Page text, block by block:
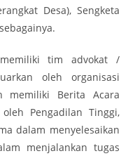
Desa), Sengketa
tim advokat /
oleh organisasi
memiliki Berita Acara
Pengadilan Tinggi,
dalam menyelesaikan
menjalankan tugas